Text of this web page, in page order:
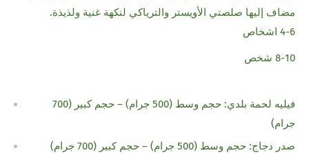
مضاف إليها صلصتي الأويستر والترياكي لنكهة غنية ولذيذة.
4-6 اشخاص
8-10 شخص
فيليه لحمة بلدي: حجم وسط (500 جرام) – حجم كبير (700
جرام)
صدر دجاج: حجم وسط (500 جرام) – حجم كبير (700 جرام)